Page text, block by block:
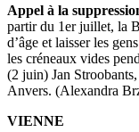
Appel à la
partir du 1er juillet, la
d’âge et laisser les
les créneaux vides
(2 juin) Jan
Anvers. (Alexandra
VIENNE